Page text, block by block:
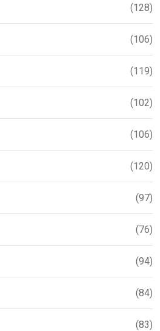
(128)
(106)
(119)
(102)
(106)
(120)
(97)
(76)
(94)
(84)
(83)